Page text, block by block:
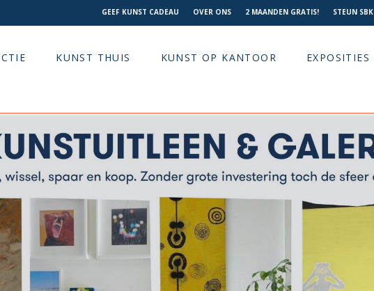
GEEF KUNST CADEAU OVER ONS 2 MAANDEN GRATIS! STEUN SBK
KUNST THUIS KUNST OP KANTOOR EXPOSITIES